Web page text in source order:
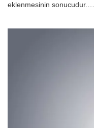
eklenmesinin sonucudur.…